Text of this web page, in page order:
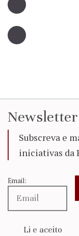
Newsletter
Subscreva e
iniciativas da
Email:
Li e aceito